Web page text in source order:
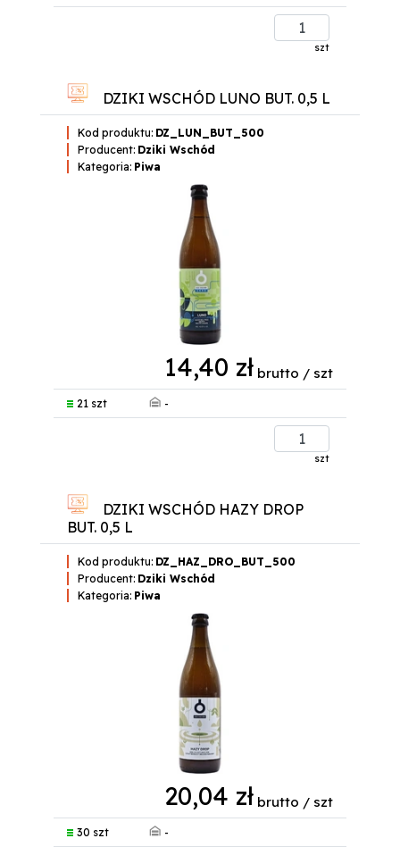
szt
DZIKI WSCHÓD LUNO BUT. 0,5 L
Kod produktu: DZ_LUN_BUT_500
Producent: Dziki Wschód
Kategoria: Piwa
14,40 zł brutto / szt
21 szt -
szt
DZIKI WSCHÓD HAZY DROP
BUT. 0,5 L
Kod produktu: DZ_HAZ_DRO_BUT_500
Producent: Dziki Wschód
Kategoria: Piwa
20,04 zł brutto / szt
30 szt -